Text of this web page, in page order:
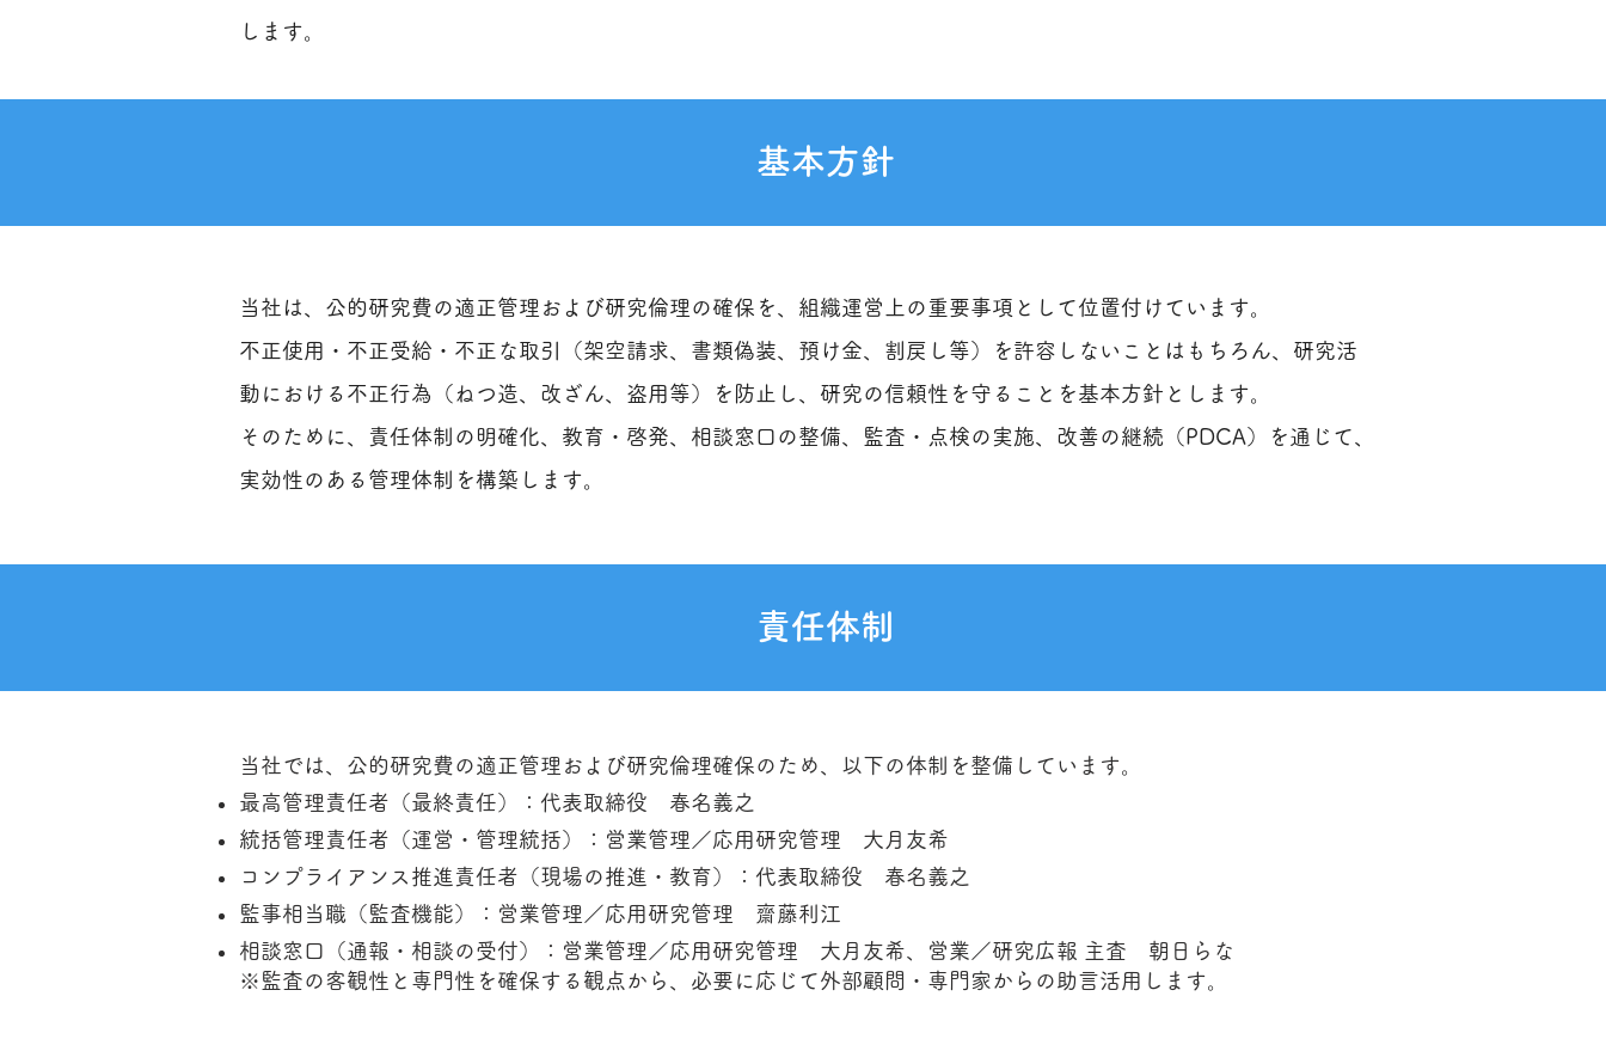
します。
基本方針
当社は、公的研究費の適正管理および研究倫理の確保を、組織運営上の重要事項として位置付けています。
不正使用・不正受給・不正な取引（架空請求、書類偽装、預け金、割戻し等）を許容しないことはもちろん、研究活
動における不正行為（ねつ造、改ざん、盗用等）を防止し、研究の信頼性を守ることを基本方針とします。
そのために、責任体制の明確化、教育・啓発、相談窓口の整備、監査・点検の実施、改善の継続（PDCA）を通じて、
実効性のある管理体制を構築します。
責任体制
当社では、公的研究費の適正管理および研究倫理確保のため、以下の体制を整備しています。
最高管理責任者（最終責任）：代表取締役 春名義之
統括管理責任者（運営・管理統括）：営業管理／応用研究管理 大月友希
コンプライアンス推進責任者（現場の推進・教育）：代表取締役 春名義之
監事相当職（監査機能）：営業管理／応用研究管理 齋藤利江
相談窓口（通報・相談の受付）：営業管理／応用研究管理 大月友希、営業／研究広報 主査 朝日らな
※監査の客観性と専門性を確保する観点から、必要に応じて外部顧問・専門家からの助言活用します。